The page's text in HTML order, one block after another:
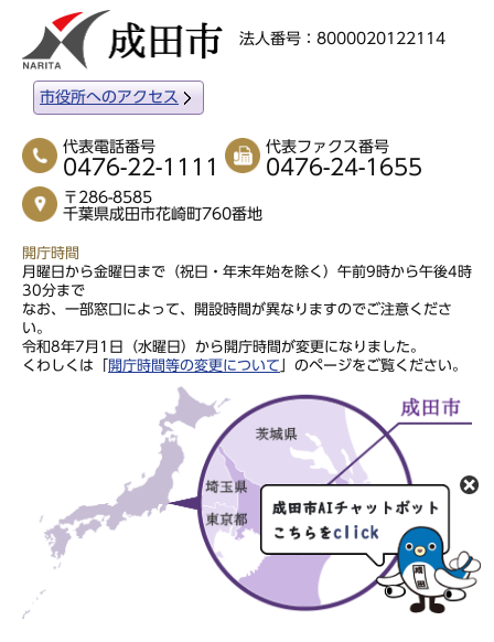
法人番号：8000020122114
市役所へのアクセス
代表電話番号
0476-22-1111
代表ファクス番号
0476-24-1655
〒286-8585
千葉県成田市花崎町760番地
開庁時間
月曜日から金曜日まで（祝日・年末年始を除く）午前9時から午後4時
30分まで
なお、一部窓口によって、開設時間が異なりますのでご注意くださ
い。
令和8年7月1日（水曜日）から開庁時間が変更になりました。
くわしくは「
開庁時間等の変更について 」のページをご覧ください。